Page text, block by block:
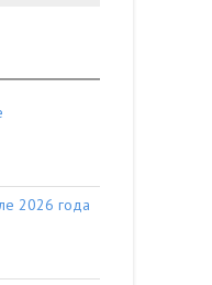
2026 года